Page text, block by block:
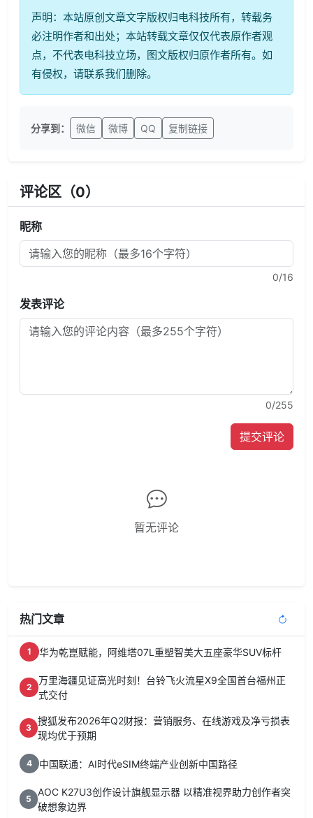
声明：本站原创文章文字版权归电科技所有，转载务
必注明作者和出处；本站转载文章仅仅代表原作者观
点，不代表电科技立场，图文版权归原作者所有。如
有侵权，请联系我们删除。
分享到： 微信 微博 QQ 复制链接
评论区（0）
昵称
0/16
发表评论
0/255
提交评论
暂无评论
热门文章
1 华为乾崑赋能，阿维塔07L重塑智美大五座豪华SUV标杆
2
万里海疆见证高光时刻！台铃飞火流星X9全国首台福州正
式交付
3
搜狐发布2026年Q2财报：营销服务、在线游戏及净亏损表
现均优于预期
4 中国联通：AI时代eSIM终端产业创新中国路径
5
AOC K27U3创作设计旗舰显示器 以精准视界助力创作者突
破想象边界